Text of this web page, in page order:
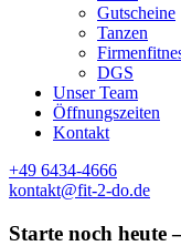
Gutscheine
Tanzen
DGS
Unser Team
Öffnungszeiten
Kontakt
+49 6434-4666
kontakt@fit-2-do.de
Starte noch heute